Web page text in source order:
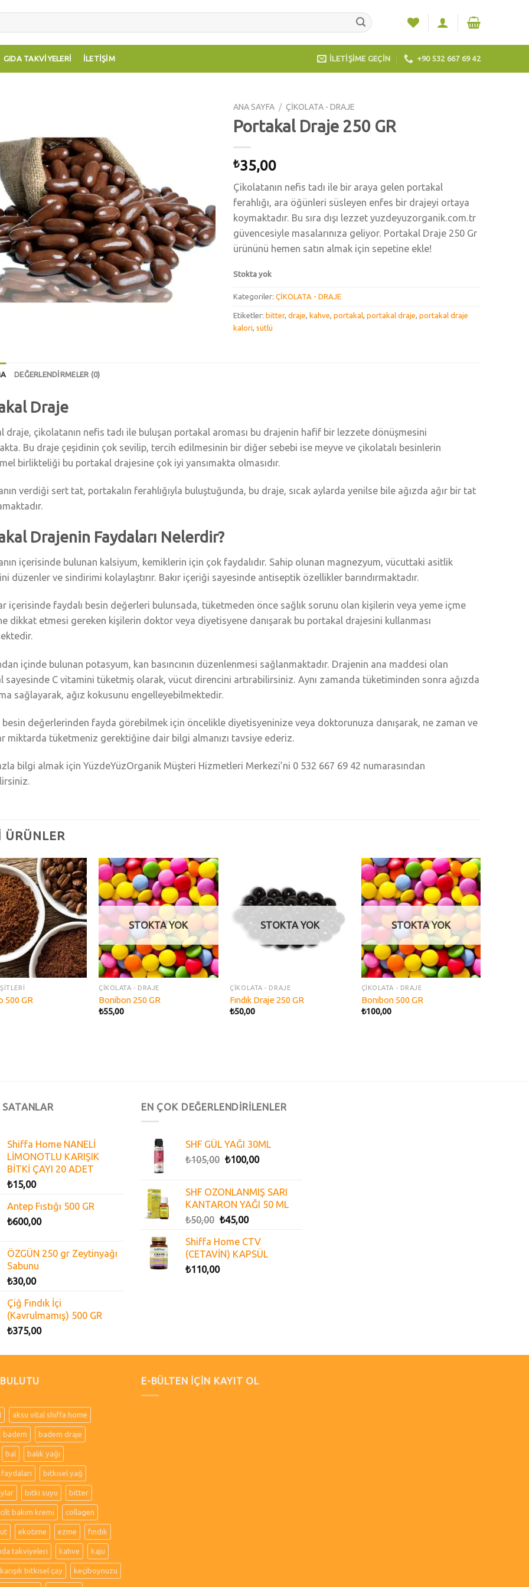
GIDA TAKVIYELERI İLETIŞIM İLETİŞİME GEÇİN +90 532 667 69 42
ANA SAYFA / ÇİKOLATA - DRAJE
Portakal Draje 250 GR
₺35,00
Çikolatanın nefis tadı ile bir araya gelen portakal
ferahlığı, ara öğünleri süsleyen enfes bir drajeyi ortaya
koymaktadır. Bu sıra dışı lezzet yuzdeyuzorganik.com.tr
güvencesiyle masalarınıza geliyor. Portakal Draje 250 Gr
ürününü hemen satın almak için sepetine ekle!
Stokta yok
Kategoriler: ÇİKOLATA - DRAJE
Etiketler: bitter, draje, kahve, portakal, portakal draje, portakal draje
kalori, sütlü
DEĞERLENDIRMELER (0)
Draje
draje, çikolatanın nefis tadı ile buluşan portakal aroması bu drajenin hafif bir lezzete dönüşmesini
Bu draje çeşidinin çok sevilip, tercih edilmesinin bir diğer sebebi ise meyve ve çikolatalı besinlerin
birlikteliği bu portakal drajesine çok iyi yansımakta olmasıdır.
verdiği sert tat, portakalın ferahlığıyla buluştuğunda, bu draje, sıcak aylarda yenilse bile ağızda ağır bir tat
Drajenin Faydaları Nelerdir?
içerisinde bulunan kalsiyum, kemiklerin için çok faydalıdır. Sahip olunan magnezyum, vücuttaki asitlik
düzenler ve sindirimi kolaylaştırır. Bakır içeriği sayesinde antiseptik özellikler barındırmaktadır.
içerisinde faydalı besin değerleri bulunsada, tüketmeden önce sağlık sorunu olan kişilerin veya yeme içme
dikkat etmesi gereken kişilerin doktor veya diyetisyene danışarak bu portakal drajesini kullanması
içinde bulunan potasyum, kan basıncının düzenlenmesi sağlanmaktadır. Drajenin ana maddesi olan
sayesinde C vitamini tüketmiş olarak, vücut direncini artırabilirsiniz. Aynı zamanda tüketiminden sonra ağızda
sağlayarak, ağız kokusunu engelleyebilmektedir.
besin değerlerinden fayda görebilmek için öncelikle diyetisyeninize veya doktorunuza danışarak, ne zaman ve
miktarda tüketmeniz gerektiğine dair bilgi almanızı tavsiye ederiz.
bilgi almak için YüzdeYüzOrganik Müşteri Hizmetleri Merkezi’ni 0 532 667 69 42 numarasından
ÜRÜNLER
Add to
wishlist
500 GR
Add to
wishlist
STOKTA YOK
ÇİKOLATA - DRAJE
Bonibon 250 GR
₺55,00
Add to
wishlist
STOKTA YOK
ÇİKOLATA - DRAJE
Fındık Draje 250 GR
₺50,00
Add to
wishlist
STOKTA YOK
ÇİKOLATA - DRAJE
Bonibon 500 GR
₺100,00
SATANLAR
Shiffa Home NANELİ
LİMONOTLU KARIŞIK
BİTKİ ÇAYI 20 ADET
₺15,00
Antep Fıstığı 500 GR
₺600,00
ÖZGÜN 250 gr Zeytinyağı
Sabunu
₺30,00
Çiğ Fındık İçi
(Kavrulmamış) 500 GR
₺375,00
EN ÇOK DEĞERLENDİRİLENLER
SHF GÜL YAĞI 30ML
₺105,00 ₺100,00
SHF OZONLANMIŞ SARI
KANTARON YAĞI 50 ML
₺50,00 ₺45,00
Shiffa Home CTV
(CETAVİN) KAPSÜL
₺110,00
aksu vital shiffa home
badem badem draje
bal balık yağı
faydaları bitkisel yağ
bitki suyu bitter
cilt bakım kremi collagen
ekotime ezme fındık
takviyeleri kahve kaju
karışık bitkisel çay keçiboynuzu
E-BÜLTEN İÇİN KAYIT OL